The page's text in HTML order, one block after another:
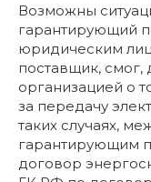
Возможны
гарантирующий
юридическим
поставщик, смог,
организацией о
за передачу
таких случаях,
гарантирующим
договор